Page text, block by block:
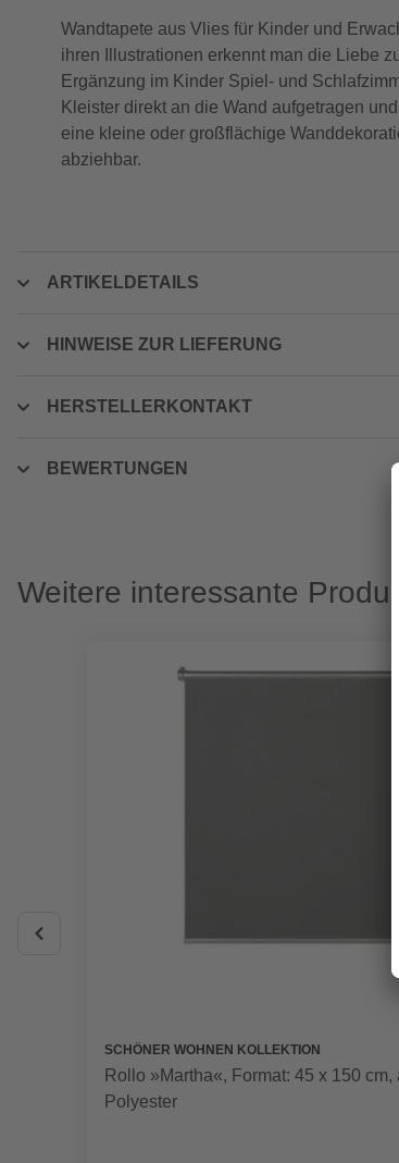
Wandtapete aus Vlies für Kinder und
ihren Illustrationen erkennt man die Liebe
Ergänzung im Kinder Spiel- und
Kleister direkt an die Wand aufgetragen
eine kleine oder großflächige
abziehbar.
ARTIKELDETAILS
HINWEISE ZUR LIEFERUNG
HERSTELLERKONTAKT
BEWERTUNGEN
Weitere interessante
SCHÖNER WOHNEN KOLLEKTION
Rollo »Martha«, Format: 45 x 150 cm,
Polyester